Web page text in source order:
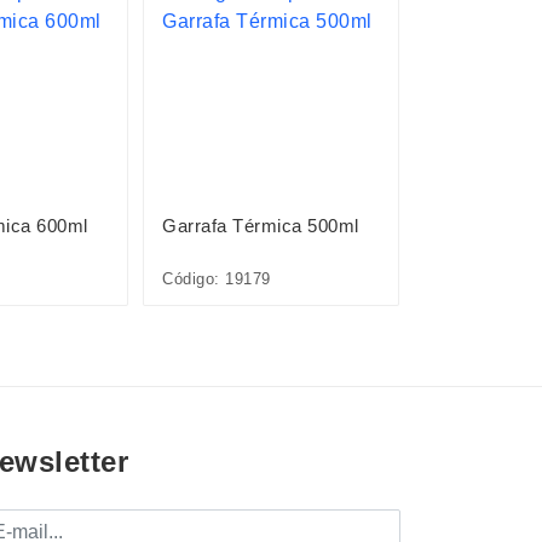
600ml Garrafa Térmica 500ml
Código: 19179